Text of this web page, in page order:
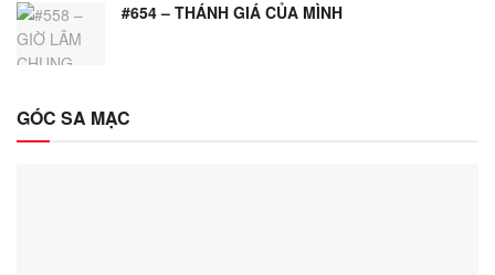
#654 – THÁNH GIÁ CỦA MÌNH
GÓC SA MẠC